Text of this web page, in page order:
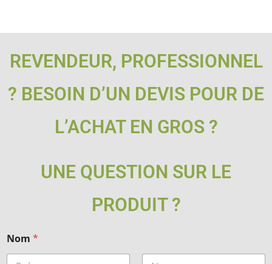
REVENDEUR, PROFESSIONNEL
? BESOIN D’UN DEVIS POUR DE
L’ACHAT EN GROS ?
UNE QUESTION SUR LE
PRODUIT ?
Nom *